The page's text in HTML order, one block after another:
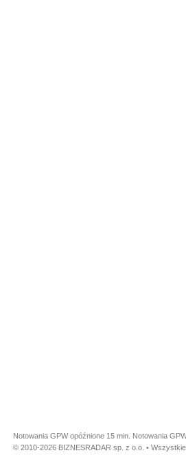
Notowania GPW opóźnione 15 min. Notowania
© 2010-2026 BIZNESRADAR sp. z o.o. •